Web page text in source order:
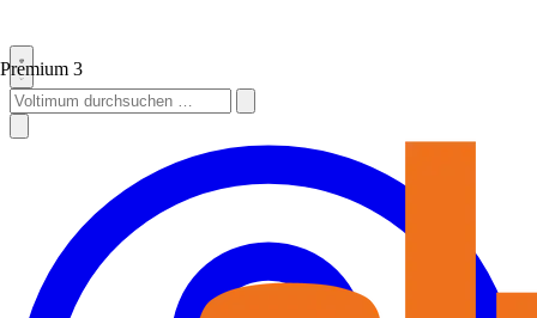
Premium 3